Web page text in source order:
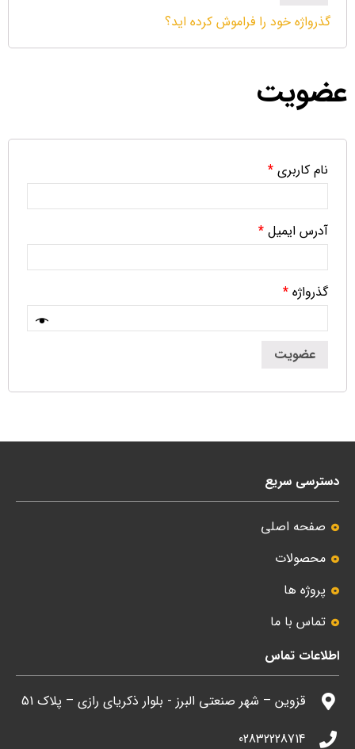
گذرواژه خود را فراموش کرده اید؟
عضویت
نام کاربری *
آدرس ایمیل *
گذرواژه *
عضویت
دسترسی سریع
صفحه اصلی
محصولات
پروژه ها
تماس با ما
اطلاعات تماس
قزوین – شهر صنعتی البرز - بلوار ذکریای رازی – پلاک 51
02832228714